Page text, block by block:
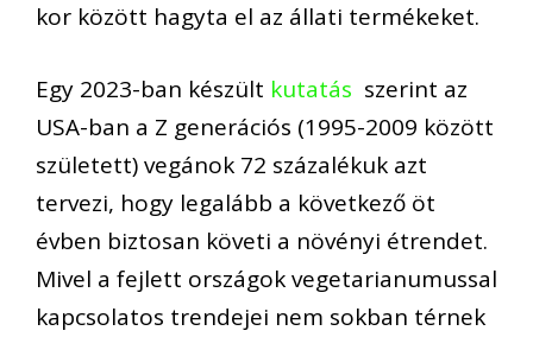
kor között hagyta el az állati termékeket.
Egy 2023-ban készült kutatás szerint az
USA-ban a Z generációs (1995-2009 között
született)vegánok 72 százalékuk azt
tervezi, hogy legalább a következő öt
évben biztosan követi a növényi étrendet.
Mivel a fejlett országokvegetarianumussal
kapcsolatos trendejei nem sokban térnek